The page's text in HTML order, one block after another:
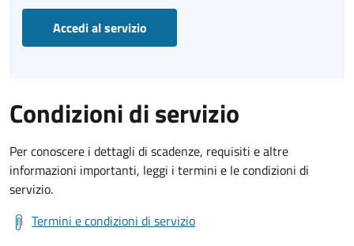
Accedi al servizio
Condizioni di servizio
Per conoscere i dettagli di scadenze, requisiti e altre
informazioni importanti, leggi i termini e le condizioni di
servizio.
Termini e condizioni di servizio